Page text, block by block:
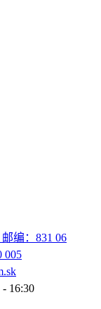
编：831 06
005
16:30